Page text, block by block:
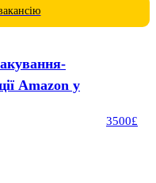
Amazon у
3500£